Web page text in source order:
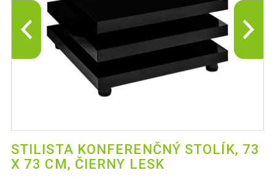
STILISTA KONFERENČNÝ STOLÍK, 73
X 73 CM, ČIERNY LESK